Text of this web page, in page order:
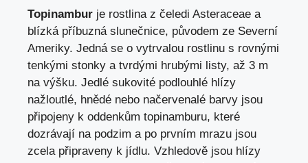
Topinambur je rostlina z čeledi Asteraceae a
blízká příbuzná slunečnice, původem ze Severní
Ameriky. Jedná se o vytrvalou rostlinu s rovnými
tenkými stonky a tvrdými hrubými listy, až 3 m
na výšku. Jedlé sukovité podlouhlé hlízy
nažloutlé, hnědé nebo načervenalé barvy jsou
připojeny k oddenkům topinamburu, které
dozrávají na podzim a po prvním mrazu jsou
zcela připraveny k jídlu. Vzhledově jsou hlízy